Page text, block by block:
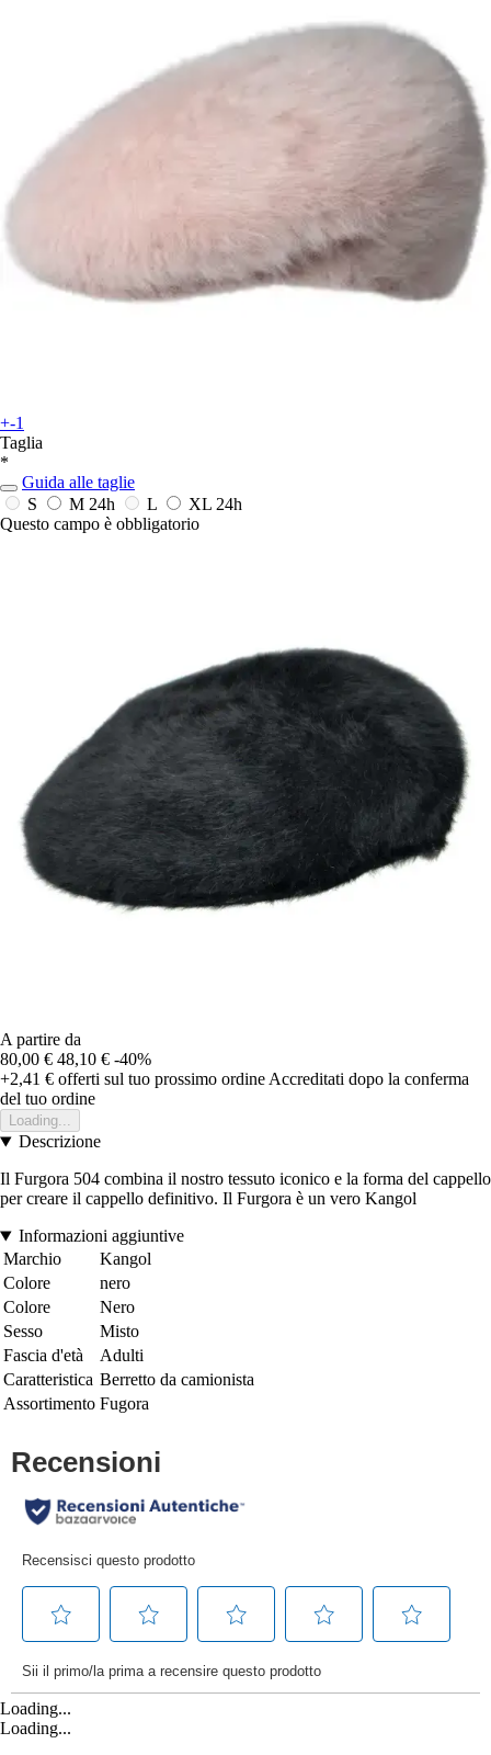
+-1
Taglia
*
Guida alle taglie
S
M 24h L XL 24h
Questo campo è obbligatorio
A partire da
80,00 € 48,10 € -40%
+2,41 € offerti sul tuo prossimo ordine Accreditati dopo la conferma
del tuo ordine
Loading...
Descrizione
Il Furgora 504 combina il nostro tessuto iconico e la forma del cappello
per creare il cappello definitivo. Il Furgora è un vero Kangol
Informazioni aggiuntive
Marchio
Kangol
Colore
nero
Colore
Nero
Sesso
Misto
Fascia d'età
Adulti
Caratteristica Berretto da camionista
Assortimento Fugora
Loading...
Loading...